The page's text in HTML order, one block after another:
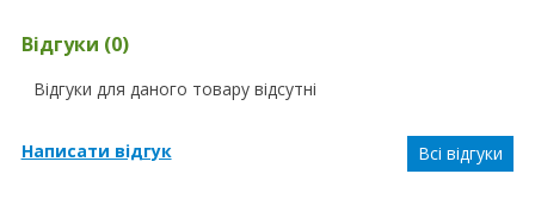
Відгуки (0)
Відгуки для даного товару відсутні
Написати відгук Всі відгуки